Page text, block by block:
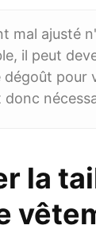
mal ajusté
il peut
dégoût pour
donc
la